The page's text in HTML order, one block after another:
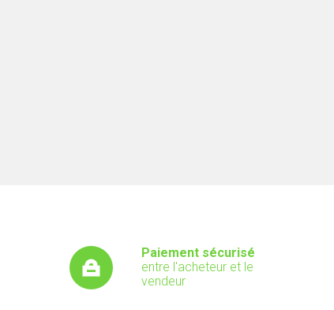
Paiement sécurisé
entre l'acheteur et le
vendeur